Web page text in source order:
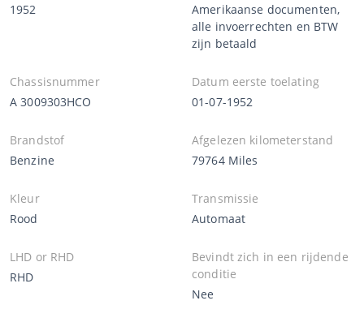
1952
Amerikaanse documenten,
alle invoerrechten en BTW
zijn betaald
Chassisnummer
A 3009303HCO
Datum eerste toelating
01-07-1952
Brandstof
Benzine
Afgelezen kilometerstand
79764 Miles
Kleur
Rood
Transmissie
Automaat
LHD or RHD
RHD
Bevindt zich in een rijdende
conditie
Nee